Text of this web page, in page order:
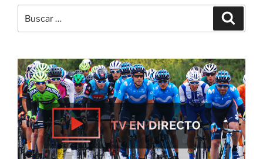
por: